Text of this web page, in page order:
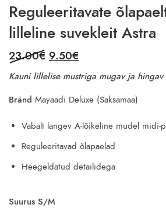
Reguleeritavate
lilleline suvekleit Astra
23.00€ Original
price
23.00€.
9.50€
price
is:
9.50€.
Kauni lillelise mustriga mugav ja hingav
Bränd Mayaadi Deluxe (Saksamaa)
Vabalt langev A-lõikeline mudel midi-
Reguleeritavad õlapaelad
Heegeldatud detailidega
Suurus S/M